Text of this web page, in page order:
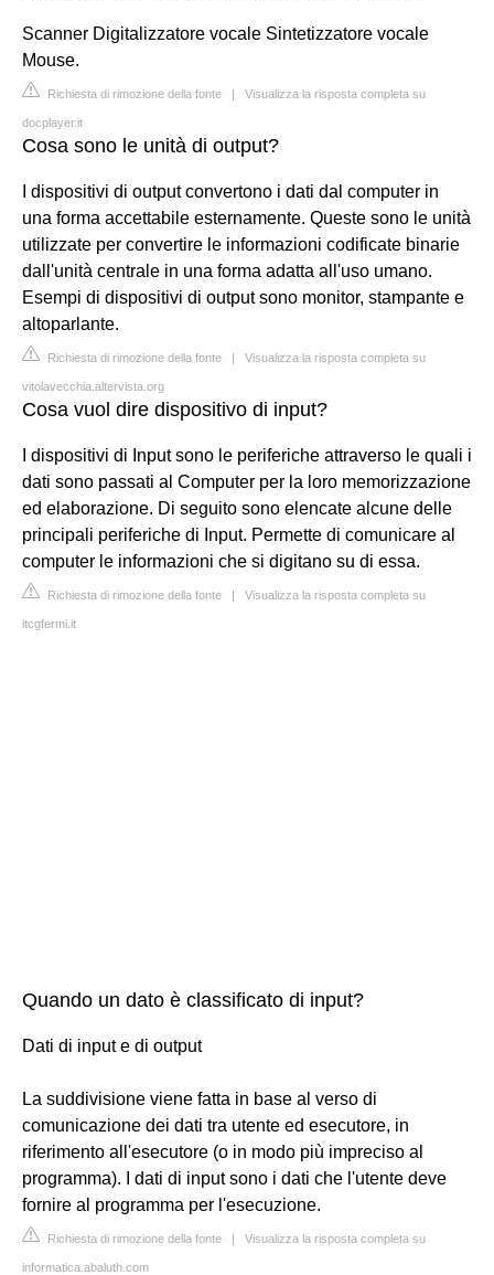
Scanner Digitalizzatore vocale Sintetizzatore vocale
Mouse.
Richiesta di rimozione della fonte | Visualizza la risposta completa su
docplayer.it
Cosa sono le unità di output?
I dispositivi di output convertono i dati dal computer in
una forma accettabile esternamente. Queste sono le unità
utilizzate per convertire le informazioni codificate binarie
dall'unità centrale in una forma adatta all'uso umano.
Esempi di dispositivi di output sono monitor, stampante e
altoparlante.
Richiesta di rimozione della fonte | Visualizza la risposta completa su
vitolavecchia.altervista.org
Cosa vuol dire dispositivo di input?
I dispositivi di Input sono le periferiche attraverso le quali i
dati sono passati al Computer per la loro memorizzazione
ed elaborazione. Di seguito sono elencate alcune delle
principali periferiche di Input. Permette di comunicare al
computer le informazioni che si digitano su di essa.
Richiesta di rimozione della fonte | Visualizza la risposta completa su
itcgfermi.it
Quando un dato è classificato di input?
Dati di input e di output
La suddivisione viene fatta in base al verso di
comunicazione dei dati tra utente ed esecutore, in
riferimento all'esecutore (o in modo più impreciso al
programma). I dati di input sono i dati che l'utente deve
fornire al programma per l'esecuzione.
Richiesta di rimozione della fonte | Visualizza la risposta completa su
informatica.abaluth.com